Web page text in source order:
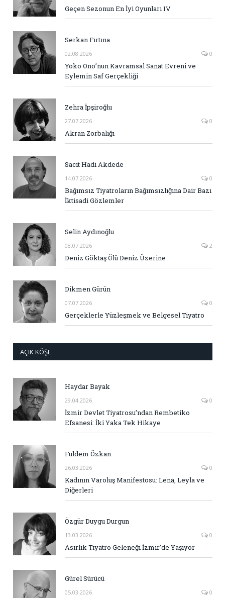
Geçen Sezonun En İyi Oyunları IV
Serkan Fırtına
02.08.2026 0
Yoko Ono’nun Kavramsal Sanat Evreni ve
Eylemin Saf Gerçekliği
Zehra İpşiroğlu
27.07.2026 0
Akran Zorbalığı
Sacit Hadi Akdede
14.07.2026 0
Bağımsız Tiyatroların Bağımsızlığına Dair Bazı
İktisadi Gözlemler
Selin Aydınoğlu
08.07.2026 2
Deniz Göktaş Ölü Deniz Üzerine
Dikmen Gürün
07.07.2026 0
Gerçeklerle Yüzleşmek ve Belgesel Tiyatro
AÇIK KÖŞE
Haydar Bayak
29.04.2026 0
İzmir Devlet Tiyatrosu’ndan Rembetiko
Efsanesi: İki Yaka Tek Hikaye
Fuldem Özkan
26.03.2026 0
Kadının Varoluş Manifestosu: Lena, Leyla ve
Diğerleri
Özgür Duygu Durgun
13.03.2026 0
Asırlık Tiyatro Geleneği İzmir’de Yaşıyor
Gürel Sürücü
05.03.2026 0